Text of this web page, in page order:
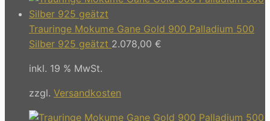
Trauringe Mokume Gane Gold 900 Palladium 500
Silber 925 geätzt 2.078,00 €
inkl. 19 % MwSt.
zzgl. Versandkosten